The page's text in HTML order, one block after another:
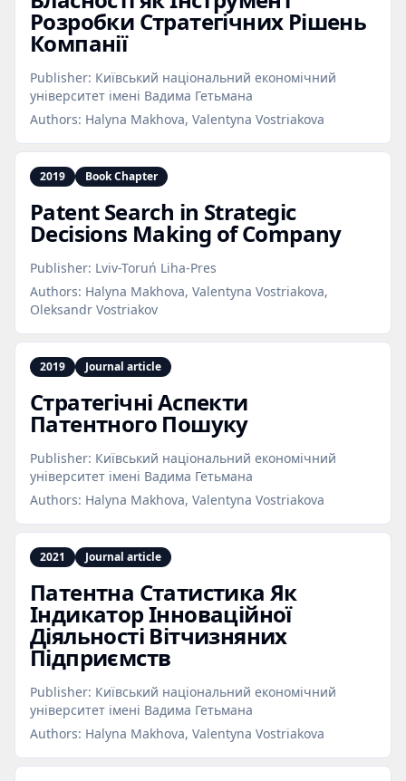
Розробки Стратегічних Рішень
Компанії
Publisher: Київський національний економічний
університет імені Вадима Гетьмана
Authors: Halyna Makhova, Valentyna Vostriakova
2019 Book Chapter
Patent Search in Strategic
Decisions Making of Company
Publisher: Lviv-Toruń Liha-Pres
Authors: Halyna Makhova, Valentyna Vostriakova,
Oleksandr Vostriakov
2019 Journal article
Стратегічні Аспекти
Патентного Пошуку
Publisher: Київський національний економічний
університет імені Вадима Гетьмана
Authors: Halyna Makhova, Valentyna Vostriakova
2021 Journal article
Патентна Статистика Як
Індикатор Інноваційної
Діяльності Вітчизняних
Підприємств
Publisher: Київський національний економічний
університет імені Вадима Гетьмана
Authors: Halyna Makhova, Valentyna Vostriakova